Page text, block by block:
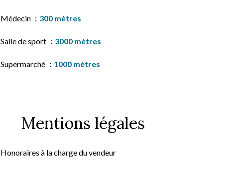
Médecin 300 mètres
Salle de sport 3000 mètres
Supermarché 1000 mètres
Mentions légales
Honoraires à la charge du vendeur